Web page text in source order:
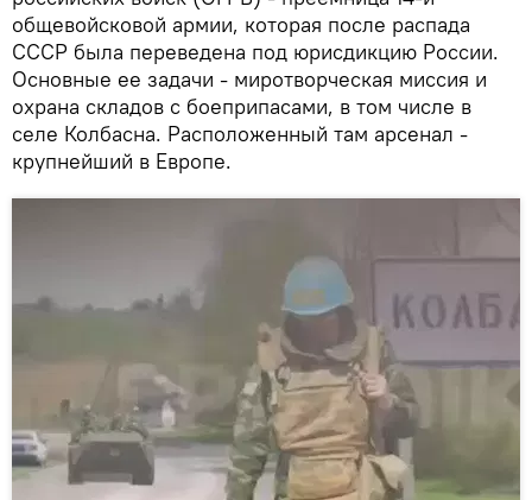
общевойсковой армии, которая после распада
СССР была переведена под юрисдикцию России.
Основные ее задачи - миротворческая миссия и
охрана складов с боеприпасами, в том числе в
селе Колбасна. Расположенный там арсенал -
крупнейший в Европе.